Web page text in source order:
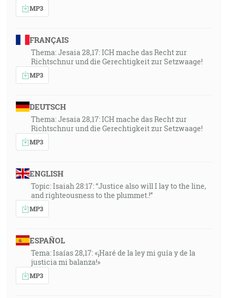
MP3
FRANÇAIS
Thema: Jesaia 28,17: ICH mache das Recht zur
Richtschnur und die Gerechtigkeit zur Setzwaage!
MP3
DEUTSCH
Thema: Jesaia 28,17: ICH mache das Recht zur
Richtschnur und die Gerechtigkeit zur Setzwaage!
MP3
ENGLISH
Topic: Isaiah 28:17: “Justice also will I lay to the line,
and righteousness to the plummet.!”
MP3
ESPAÑOL
Tema: Isaías 28,17: «¡Haré de la ley mi guía y de la
justicia mi balanza!»
MP3